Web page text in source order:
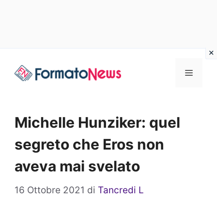
Menu
Michelle Hunziker: quel
segreto che Eros non
aveva mai svelato
16 Ottobre 2021 di Tancredi L